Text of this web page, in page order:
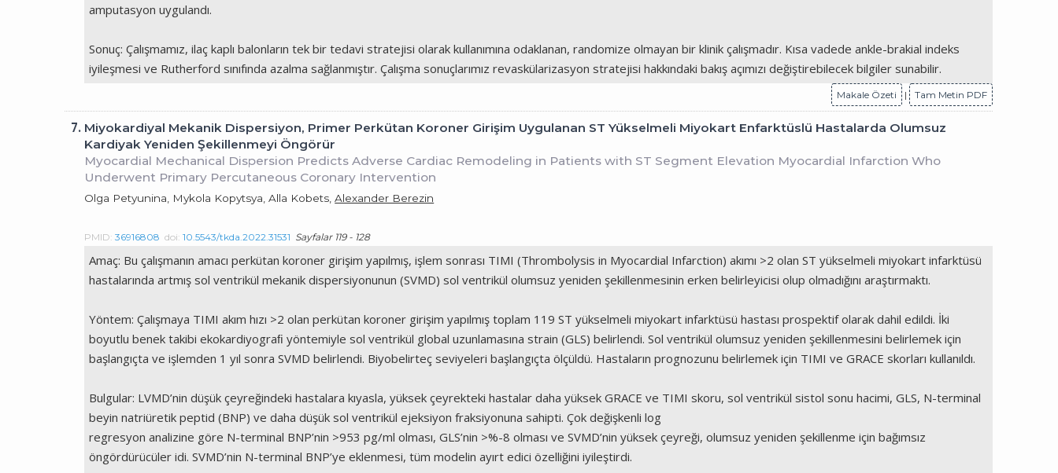
amputasyon uygulandı.
Sonuç: Çalışmamız, ilaç kaplı balonların tek bir tedavi stratejisi olarak kullanımına odaklanan, randomize olmayan bir klinik çalışmadır. Kısa vadede ankle-brakial indeks
iyileşmesi ve Rutherford sınıfında azalma sağlanmıştır. Çalışma sonuçlarımız revaskülarizasyon stratejisi hakkındaki bakış açımızı değiştirebilecek bilgiler sunabilir.
Makale Özeti | Tam Metin PDF
7. Miyokardiyal Mekanik Dispersiyon, Primer Perkütan Koroner Girişim Uygulanan ST Yükselmeli Miyokart Enfarktüslü Hastalarda Olumsuz
Kardiyak Yeniden Şekillenmeyi Öngörür
Myocardial Mechanical Dispersion Predicts Adverse Cardiac Remodeling in Patients with ST Segment Elevation Myocardial Infarction Who
Underwent Primary Percutaneous Coronary Intervention
Olga Petyunina, Mykola Kopytsya, Alla Kobets,Alexander Berezin
PMID:36916808 doi:10.5543/tkda.2022.31531 Sayfalar 119 - 128
Amaç: Bu çalışmanın amacı perkütan koroner girişim yapılmış, işlem sonrası TIMI (Thrombolysis in Myocardial Infarction) akımı >2 olan ST yükselmeli miyokart infarktüsü
hastalarında artmış sol ventrikül mekanik dispersiyonunun (SVMD) sol ventrikül olumsuz yeniden şekillenmesinin erken belirleyicisi olup olmadığını araştırmaktı.
Yöntem: Çalışmaya TIMI akım hızı >2 olan perkütan koroner girişim yapılmış toplam 119 ST yükselmeli miyokart infarktüsü hastası prospektif olarak dahil edildi. İki
boyutlu benek takibi ekokardiyograﬁ yöntemiyle sol ventrikül global uzunlamasına strain (GLS) belirlendi. Sol ventrikül olumsuz yeniden şekillenmesini belirlemek için
başlangıçta ve işlemden 1 yıl sonra SVMD belirlendi. Biyobelirteç seviyeleri başlangıçta ölçüldü. Hastaların prognozunu belirlemek için TIMI ve GRACE skorları kullanıldı.
Bulgular: LVMD’nin düşük çeyreğindeki hastalara kıyasla, yüksek çeyrekteki hastalar daha yüksek GRACE ve TIMI skoru, sol ventrikül sistol sonu hacimi, GLS, N-terminal
beyin natriüretik peptid (BNP) ve daha düşük sol ventrikül ejeksiyon fraksiyonuna sahipti. Çok değişkenli log
regresyon analizine göre N-terminal BNP’nin >953 pg/ml olması, GLS’nin >%-8 olması ve SVMD’nin yüksek çeyreği, olumsuz yeniden şekillenme için bağımsız
öngördürücüler idi. SVMD’nin N-terminal BNP’ye eklenmesi, tüm modelin ayırt edici özelliğini iyileştirdi.